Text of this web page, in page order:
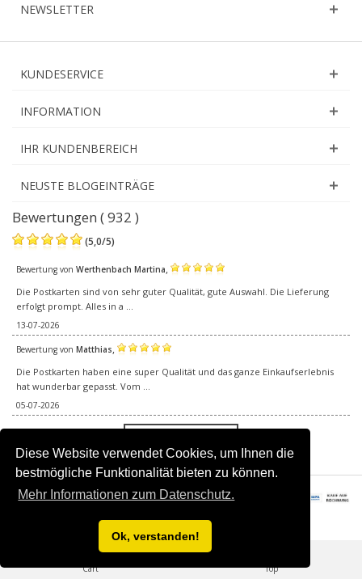
Diese Website verwendet Cookies, um Ihnen die
bestmögliche Funktionalität bieten zu können.
Mehr Informationen zum Datenschutz.
Ok, verstanden!
NEWSLETTER
KUNDESERVICE
INFORMATION
IHR KUNDENBEREICH
NEUSTE BLOGEINTRÄGE
Bewertungen ( 932 )
(5,0/5)
Bewertung von Werthenbach Martina,
Die Postkarten sind von sehr guter Qualität, gute Auswahl. Die Lieferung
erfolgt prompt. Alles in a ...
13-07-2026
Bewertung von Matthias,
Die Postkarten haben eine super Qualität und das ganze Einkaufserlebnis
hat wunderbar gepasst. Vom ...
05-07-2026
© 2016–2026 Happy Postcards.Alle Rechte vorbehalten.
Cart
0
Top